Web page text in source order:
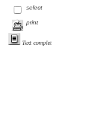
select
print
Text complet